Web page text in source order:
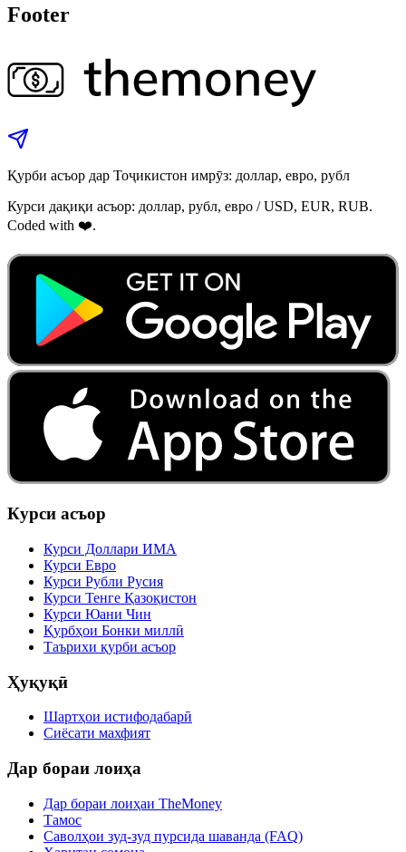
Footer
Қурби асъор дар Тоҷикистон имрӯз: доллар, евро, рубл
Курси дақиқи асъор: доллар, рубл, евро / USD, EUR, RUB.
Coded with ❤️.
Курси асъор
Курси Доллари ИМА
Курси Евро
Курси Рубли Русия
Курси Тенге Қазоқистон
Курси Юани Чин
Қурбҳои Бонки миллӣ
Таърихи қурби асъор
Ҳуқуқӣ
Шартҳои истифодабарӣ
Сиёсати махфият
Дар бораи лоиҳа
Дар бораи лоиҳаи TheMoney
Тамос
Саволҳои зуд-зуд пурсида шаванда (FAQ)